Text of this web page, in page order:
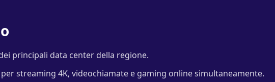
principali data center della regione.
streaming 4K, videochiamate e gaming online simultaneamente.